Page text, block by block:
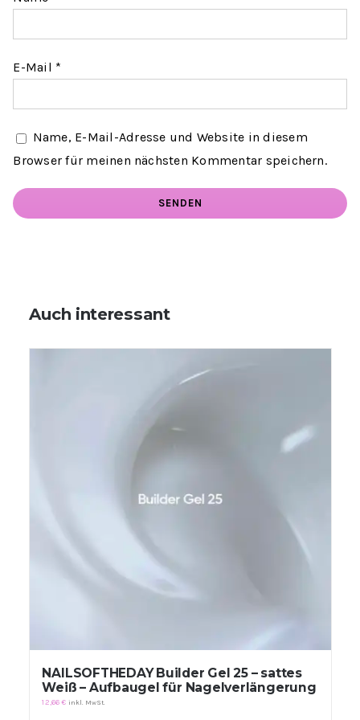
E-Mail *
Name, E-Mail-Adresse und Website in diesem
Browser für meinen nächsten Kommentar speichern.
Auch interessant
NAILSOFTHEDAY Builder Gel 25 – sattes
Weiß – Aufbaugel für Nagelverlängerung
12,66€ inkl. MwSt.